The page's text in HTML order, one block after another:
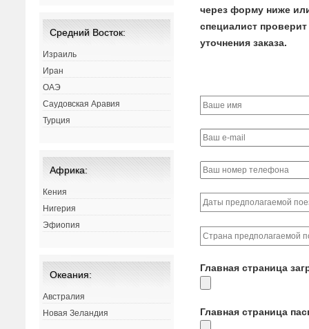
через форму ниже
специалист
уточнения заказа.
Главная страница
Главная страница
Средний Восток:
Израиль
Иран
ОАЭ
Саудовская Аравия
Турция
Африка:
Кения
Нигерия
Эфиопия
Океания:
Австралия
Новая Зеландия